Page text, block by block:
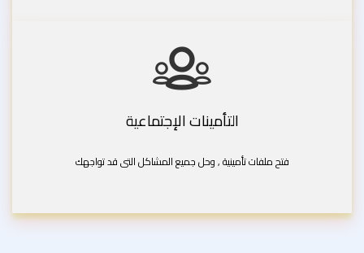
التأمينات الإجتماعية
فتح ملفات تأمينية , وحل جميع المشاكل التى قد تواجهك